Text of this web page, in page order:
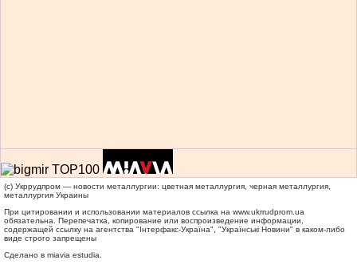
(c) Укррудпром — новости металлургии: цветная металлургия, черная металлургия,
металлургия Украины
При цитировании и использовании материалов ссылка на www.ukrrudprom.ua
обязательна. Перепечатка, копирование или воспроизведение информации,
содержащей ссылку на агентства "Iнтерфакс-Україна", "Українськi Новини" в каком-либо
виде строго запрещены
Сделано в miavia estudia.